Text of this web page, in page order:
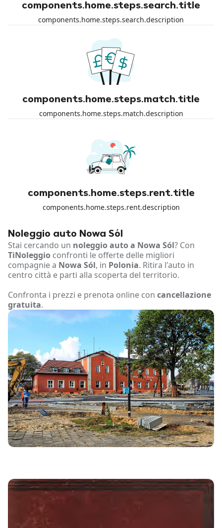
components.home.steps.search.title
components.home.steps.search.description
components.home.steps.match.title
components.home.steps.match.description
components.home.steps.rent.title
components.home.steps.rent.description
Noleggio auto Nowa Sól
Stai cercando un noleggio auto a Nowa Sól? Con
TiNoleggio confronti le offerte delle migliori
compagnie a Nowa Sól, in Polonia. Ritira l'auto in
centro città e parti alla scoperta del territorio.
Confronta i prezzi e prenota online con cancellazione
gratuita.